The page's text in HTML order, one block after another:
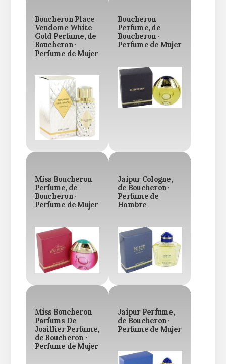
Boucheron Place
Vendome White
Gold Perfume, de
Boucheron ·
Perfume de Mujer
Boucheron
Perfume, de
Boucheron ·
Perfume de Mujer
Miss Boucheron
Perfume, de
Boucheron ·
Perfume de Mujer
Jaipur Cologne,
de Boucheron ·
Perfume de
Hombre
Miss Boucheron
Parfums De
Joaillier Perfume,
de Boucheron ·
Perfume de Mujer
Jaipur Perfume,
de Boucheron ·
Perfume de Mujer